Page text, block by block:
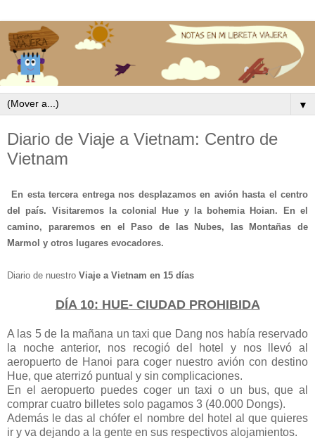
▼
Diario de Viaje a Vietnam: Centro de
Vietnam
En esta tercera entrega nos desplazamos en avión hasta el centro
del país. Visitaremos la colonial Hue y la bohemia Hoian. En el
camino, pararemos en el Paso de las Nubes, las Montañas de
Marmol y otros lugares evocadores.
Diario de nuestro Viaje a Vietnam en 15 días
DÍA 10: HUE- CIUDAD PROHIBIDA
A las 5 de la mañana un taxi que Dang nos había reservado
la noche anterior, nos recogió del hotel y nos llevó al
aeropuerto de Hanoi para coger nuestro avión con destino
Hue, que aterrizó puntual y sin complicaciones.
En el aeropuerto puedes coger un taxi o un bus, que al
comprar cuatro billetes solo pagamos 3 (40.000 Dongs).
Además le das al chófer el nombre del hotel al que quieres
ir y va dejando a la gente en sus respectivos alojamientos.